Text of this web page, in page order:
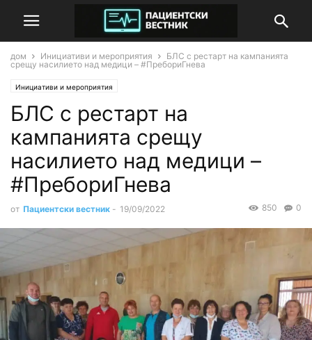
дом Инициативи и мероприятия
БЛС с рестарт на кампанията
срещу насилието над медици – #ПребориГнева
Инициативи и мероприятия
БЛС с рестарт на
кампанията срещу
насилието над медици –
#ПребориГнева
от Пациентски вестник - 19/09/2022 0
850